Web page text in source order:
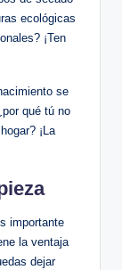
ecológicas
¡Ten
se
qué tú no
¡La
importante
la ventaja
dejar